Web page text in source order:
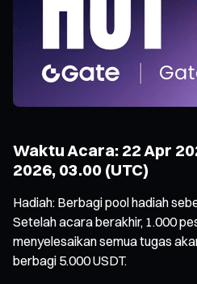
Waktu Acara: 22 Apr
2026, 03.00 (UTC)
Hadiah: Berbagi pool hadiah
Setelah acara berakhir, 1.000
menyelesaikan semua tugas
berbagi 5.000 USDT.